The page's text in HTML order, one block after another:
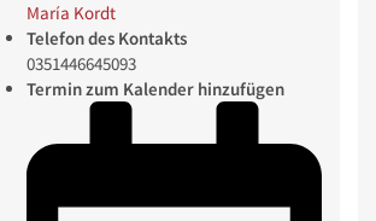
María Kordt
Telefon des Kontakts
0351446645093
Termin zum Kalender hinzufügen